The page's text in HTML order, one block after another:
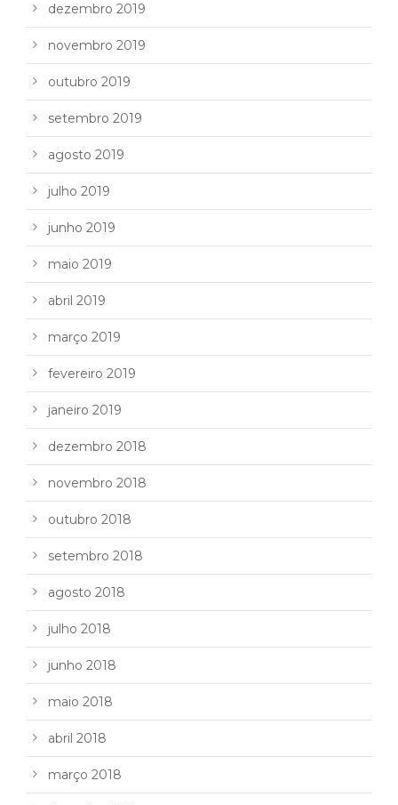
dezembro 2019
novembro 2019
outubro 2019
setembro 2019
agosto 2019
julho 2019
junho 2019
maio 2019
abril 2019
março 2019
fevereiro 2019
janeiro 2019
dezembro 2018
novembro 2018
outubro 2018
setembro 2018
agosto 2018
julho 2018
junho 2018
maio 2018
abril 2018
março 2018